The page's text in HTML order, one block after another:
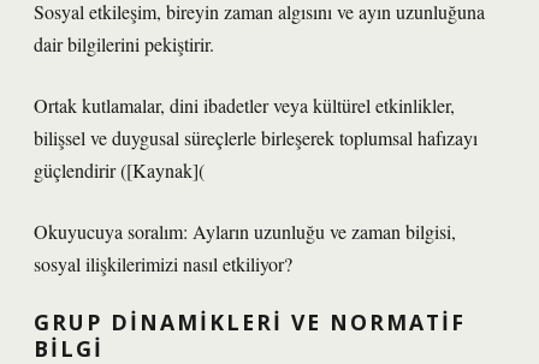
Sosyal etkileşim, bireyin zaman algısını ve ayın uzunluğuna
dair bilgilerini pekiştirir.
Ortak kutlamalar, dini ibadetler veya kültürel etkinlikler,
bilişsel ve duygusal süreçlerle birleşerek toplumsal hafızayı
güçlendirir ([Kaynak](
Okuyucuya soralım: Ayların uzunluğu ve zaman bilgisi,
sosyal ilişkilerimizi nasıl etkiliyor?
GRUP DINAMIKLERI VE NORMATIF
BILGI